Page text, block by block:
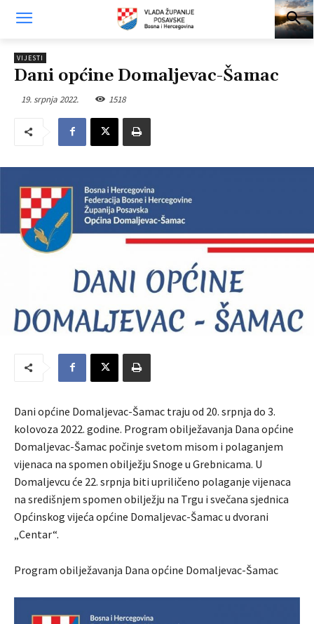
VIJESTI
Dani općine Domaljevac-Šamac
19. srpnja 2022. 1518
Dani općine Domaljevac-Šamac traju od 20. srpnja do 3.
kolovoza 2022. godine. Program obilježavanja Dana općine
Domaljevac-Šamac počinje svetom misom i polaganjem
vijenaca na spomen obilježju Snoge u Grebnicama. U
Domaljevcu će 22. srpnja biti upriličeno polaganje vijenaca
na središnjem spomen obilježju na Trgu i svečana sjednica
Općinskog vijeća općine Domaljevac-Šamac u dvorani
„Centar“.
Program obilježavanja Dana općine Domaljevac-Šamac